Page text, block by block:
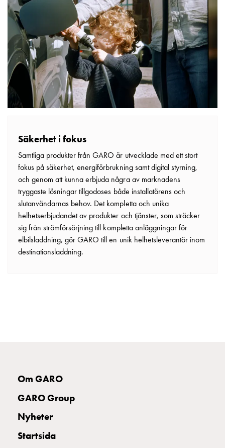
Säkerhet i fokus
Samtliga produkter från GARO är utvecklade med ett stort
fokus på säkerhet, energiförbrukning samt digital styrning,
och genom att kunna erbjuda några av marknadens
tryggaste lösningar tillgodoses både installatörens och
slutanvändarnas behov. Det kompletta och unika
helhetserbjudandet av produkter och tjänster, som sträcker
sig från strömförsörjning till kompletta anläggningar för
elbilsladdning, gör GARO till en unik helhetsleverantör inom
destinationsladdning.
Om GARO
GARO Group
Nyheter
Startsida